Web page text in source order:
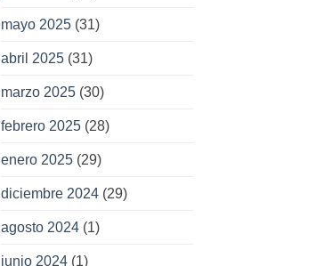
mayo 2025(31)
abril 2025(31)
marzo 2025(30)
febrero 2025(28)
enero 2025(29)
diciembre 2024(29)
agosto 2024(1)
junio 2024(1)